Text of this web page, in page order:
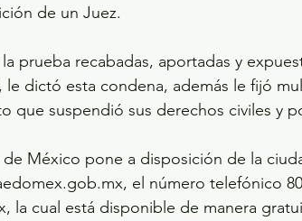
de un Juez.
prueba recabadas, aportadas y
dictó esta condena, además le fijó
que suspendió sus derechos civiles y
México pone a disposición de la
el número telefónico
la cual está disponible de manera